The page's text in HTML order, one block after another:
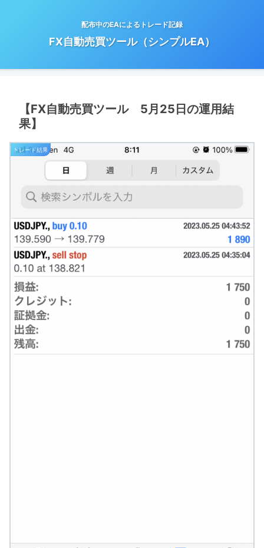
配布中のEAによるトレード記録
FX自動売買ツール（シンプルEA）
【FX自動売買ツール 5月25日の運用結
果】
トレード結果